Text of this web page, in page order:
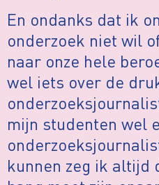
En ondanks dat ik
onderzoek niet wil
naar onze hele
wel iets over de
mijn studenten wel
kunnen zeg ik altijd